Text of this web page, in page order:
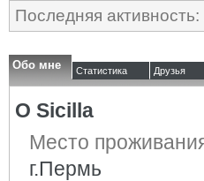
Последняя активность:
Обо мне Статистика Друзья
О Sicilla
Место
г.Пермь